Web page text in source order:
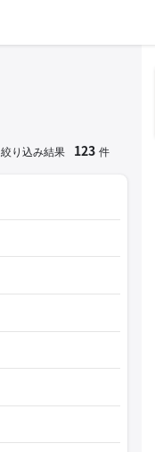
絞り込み結果 123 件